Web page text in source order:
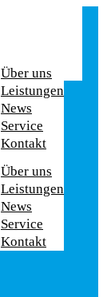
Über uns
Leistungen
News
Service
Kontakt
Über uns
Leistungen
News
Service
Kontakt